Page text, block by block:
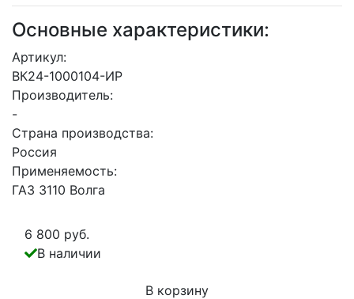
Основные характеристики:
Артикул:
ВК24-1000104-ИР
Производитель:
-
Страна производства:
Россия
Применяемость:
ГАЗ 3110 Волга
6 800 руб.
В наличии
В корзину